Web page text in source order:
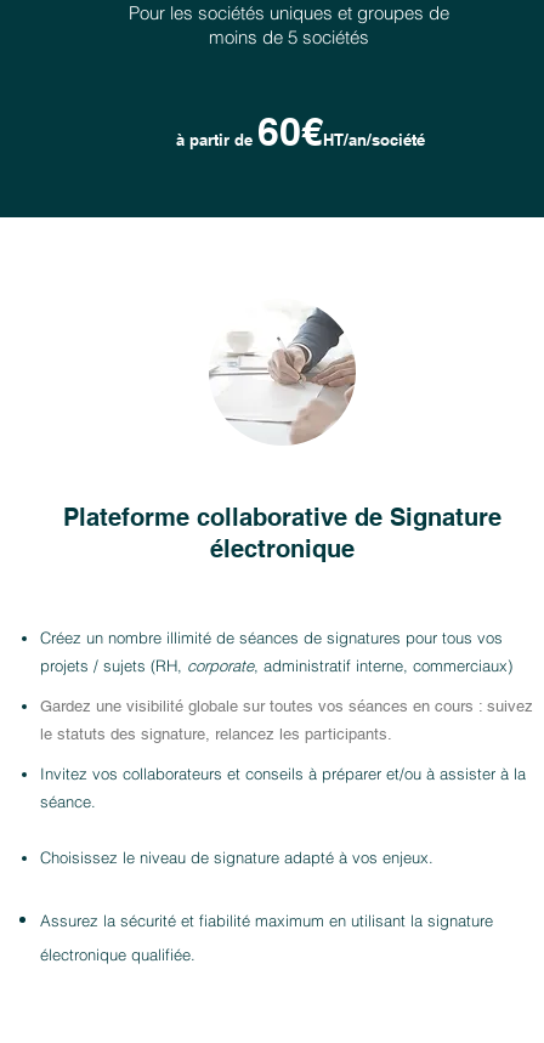
Pour les sociétés uniques et groupes de
moins de 5 sociétés
à partir de 60€HT/an/société
Plateforme collaborative de Signature
électronique
Créez un nombre illimité de séances de signatures pour tous vos
projets / sujets (RH, corporate, administratif interne, commerciaux)
Gardez une visibilité globale sur toutes vos séances en cours : suivez
le statuts des signature, relancez les participants.
Invitez vos collaborateurs et conseils à préparer et/ou à assister à la
séance.
Choisissez le niveau de signature adapté à vos enjeux.
Assurez la sécurité et fiabilité maximum en utilisant la signature
électronique qualifiée.